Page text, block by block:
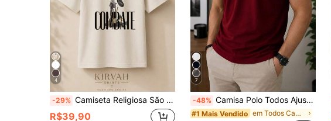
4
-29% Camiseta Religiosa São Miguel Arcanjo Quaresma Igreja Catolica Devoção Fé 100% Algodão Unissex Feminino Masculino Lançamento Envio Imediato Plus Size Varias Cores Grupo de Oração Catequese
R$39,90
7
-48% Camisa Polo Todos Ajuste Regular Bordado Masculina
#1 Mais Vendido em Todos Camisas Polo Masculinas